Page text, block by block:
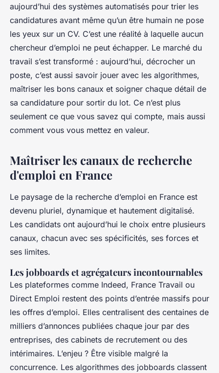
aujourd’hui des systèmes automatisés pour trier les
candidatures avant même qu’un être humain ne pose
les yeux sur un CV. C’est une réalité à laquelle aucun
chercheur d’emploi ne peut échapper. Le marché du
travail s’est transformé : aujourd’hui, décrocher un
poste, c’est aussi savoir jouer avec les algorithmes,
maîtriser les bons canaux et soigner chaque détail de
sa candidature pour sortir du lot. Ce n’est plus
seulement ce que vous savez qui compte, mais aussi
comment vous vous mettez en valeur.
Maîtriser les canaux de recherche
d'emploi en France
Le paysage de la recherche d’emploi en France est
devenu pluriel, dynamique et hautement digitalisé.
Les candidats ont aujourd’hui le choix entre plusieurs
canaux, chacun avec ses spécificités, ses forces et
ses limites.
Les jobboards et agrégateurs incontournables
Les plateformes comme Indeed, France Travail ou
Direct Emploi restent des points d’entrée massifs pour
les offres d’emploi. Elles centralisent des centaines de
milliers d’annonces publiées chaque jour par des
entreprises, des cabinets de recrutement ou des
intérimaires. L’enjeu ? Être visible malgré la
concurrence. Les algorithmes des jobboards classent